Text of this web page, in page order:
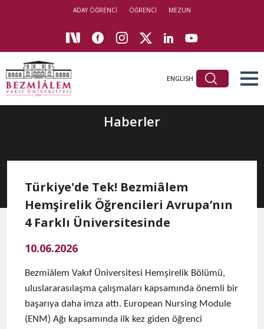
ADAY ÖĞRENCİ ÖĞRENCİ MEZUN
ENGLISH
Haberler
Türkiye'de Tek! Bezmiâlem
Hemşirelik Öğrencileri Avrupa’nın
4 Farklı Üniversitesinde
10.06.2026
Bezmiâlem Vakıf Üniversitesi Hemşirelik Bölümü,
uluslararasılaşma çalışmaları kapsamında önemli bir
başarıya daha imza attı. European Nursing Module
(ENM) Ağı kapsamında ilk kez giden öğrenci